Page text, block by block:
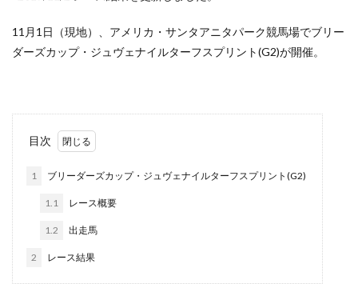
11月1日（現地）、アメリカ・サンタアニタパーク競馬場でブリー
ダーズカップ・ジュヴェナイルターフスプリント(G2)が開催。
目次
1 ブリーダーズカップ・ジュヴェナイルターフスプリント(G2)
1.1 レース概要
1.2 出走馬
2 レース結果